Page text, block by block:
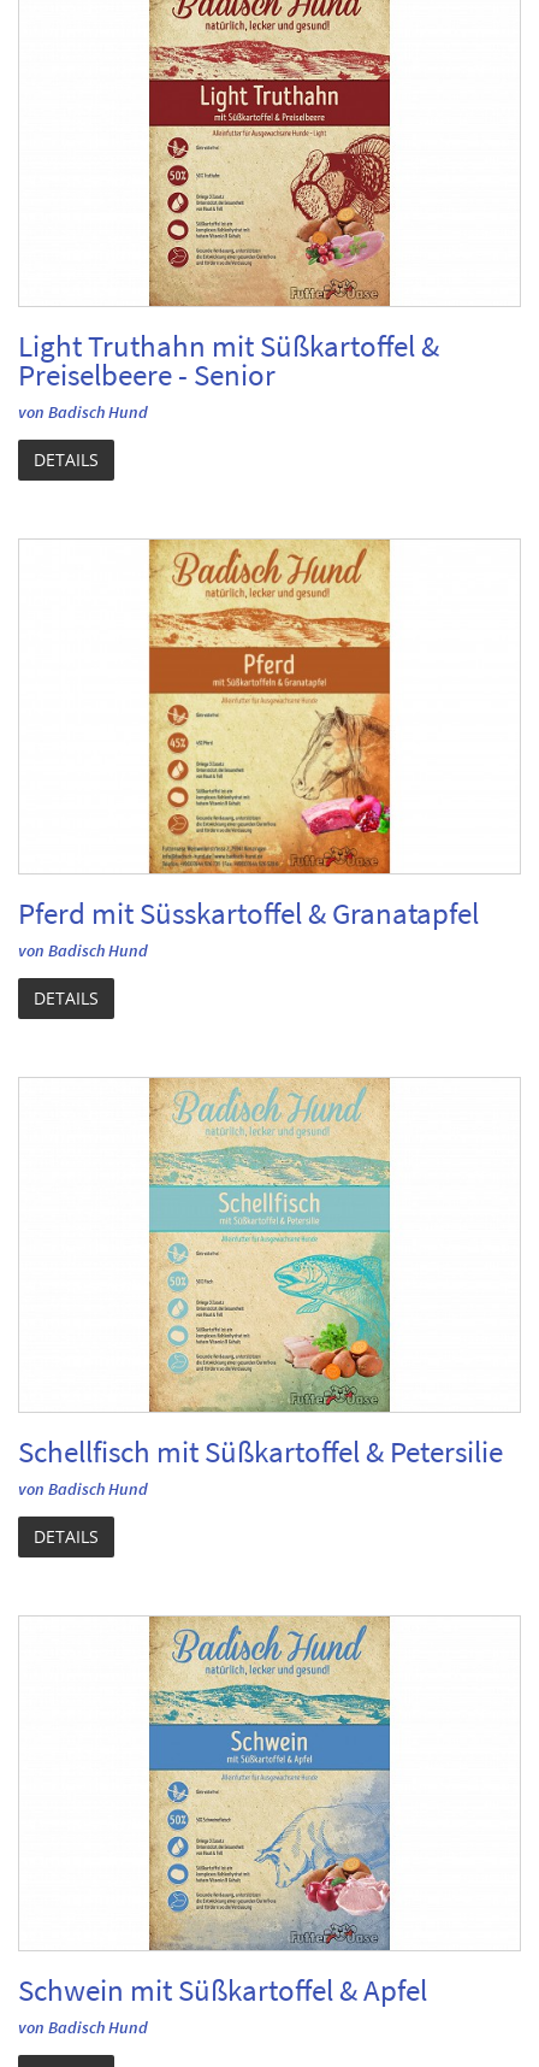
Light Truthahn mit Süßkartoffel &
Preiselbeere - Senior
von Badisch Hund
DETAILS
Pferd mit Süsskartoffel & Granatapfel
von Badisch Hund
DETAILS
Schellfisch mit Süßkartoffel & Petersilie
von Badisch Hund
DETAILS
Schwein mit Süßkartoffel & Apfel
von Badisch Hund